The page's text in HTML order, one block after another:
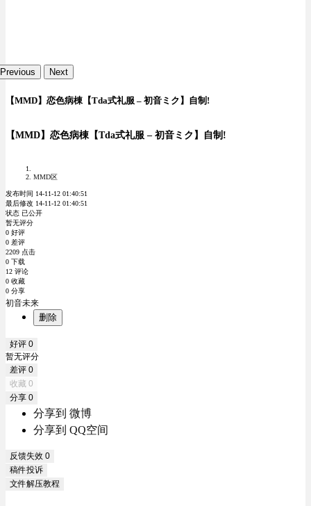
Previous Next
【MMD】恋色病棟【Tda式礼服 – 初音ミク】自制!
【MMD】恋色病棟【Tda式礼服 – 初音ミク】自制!
MMD区
发布时间 14-11-12 01:40:51
最后修改 14-11-12 01:40:51
状态 已公开
暂无评分
0 好评
0 差评
2209 点击
0 下载
12 评论
0 收藏
0 分享
初音未来
删除
好评 0
暂无评分
差评 0
收藏 0
分享 0
分享到 微博
分享到 QQ空间
反馈失效 0
稿件投诉
文件解压教程